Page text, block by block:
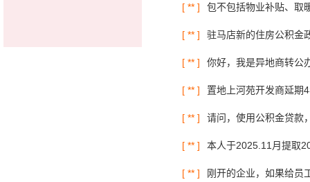
[ ** ] 包不包括物业补贴、取
[ ** ] 驻马店新的住房公积金
[ ** ] 你好，我是异地商转公
[ ** ] 置地上河苑开发商延期
[ ** ] 请问，使用公积金贷款
[ ** ] 本人于2025.11月提取
[ ** ] 刚开的企业，如果给员